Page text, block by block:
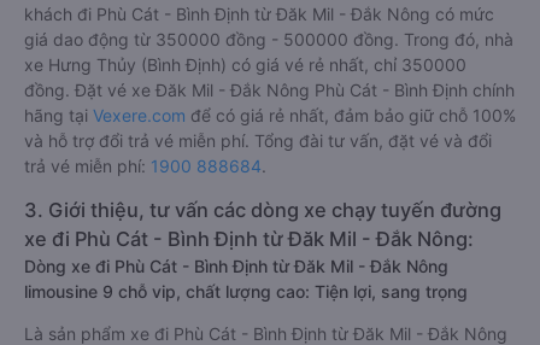
khách đi Phù Cát - Bình Định từ Đăk Mil - Đắk Nông có mức
giá dao động từ 350000 đồng - 500000 đồng. Trong đó, nhà
xe Hưng Thủy (Bình Định) có giá vé rẻ nhất, chỉ 350000
đồng. Đặt vé xe Đăk Mil - Đắk Nông Phù Cát - Bình Định chính
hãng tại Vexere.com để có giá rẻ nhất, đảm bảo giữ chỗ 100%
và hỗ trợ đổi trả vé miễn phí. Tổng đài tư vấn, đặt vé và đổi
trả vé miễn phí: 1900 888684.
3. Giới thiệu, tư vấn các dòng xe chạy tuyến đường
xe đi Phù Cát - Bình Định từ Đăk Mil - Đắk Nông:
Dòng xe đi Phù Cát - Bình Định từ Đăk Mil - Đắk Nông
limousine 9 chỗ vip, chất lượng cao: Tiện lợi, sang trọng
Là sản phẩm xe đi Phù Cát - Bình Định từ Đăk Mil - Đắk Nông